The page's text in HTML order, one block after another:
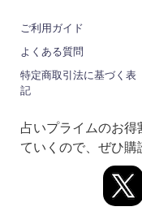
ご利用ガイド
よくある質問
特定商取引法に基づく表
記
占いプライムのお得
ていくので、ぜひ購